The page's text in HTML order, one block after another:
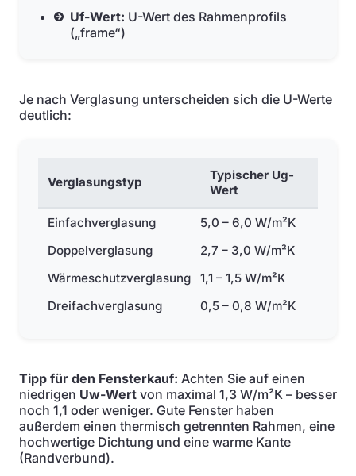
Uf-Wert: U-Wert des Rahmenprofils
(„frame“)
Je nach Verglasung unterscheiden sich die U-Werte
deutlich:
Verglasungstyp
Typischer Ug-
Wert
Einfachverglasung
5,0 – 6,0 W/m²K
Doppelverglasung
2,7 – 3,0 W/m²K
Wärmeschutzverglasung
1,1 – 1,5 W/m²K
Dreifachverglasung
0,5 – 0,8 W/m²K
Tipp für den Fensterkauf: Achten Sie auf einen
niedrigen Uw-Wert von maximal 1,3 W/m²K – besser
noch 1,1 oder weniger. Gute Fenster haben
außerdem einen thermisch getrennten Rahmen, eine
hochwertige Dichtung und eine warme Kante
(Randverbund).